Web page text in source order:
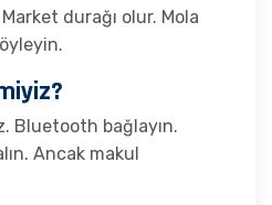
durağı olur. Mola
Bluetooth bağlayın.
Ancak makul